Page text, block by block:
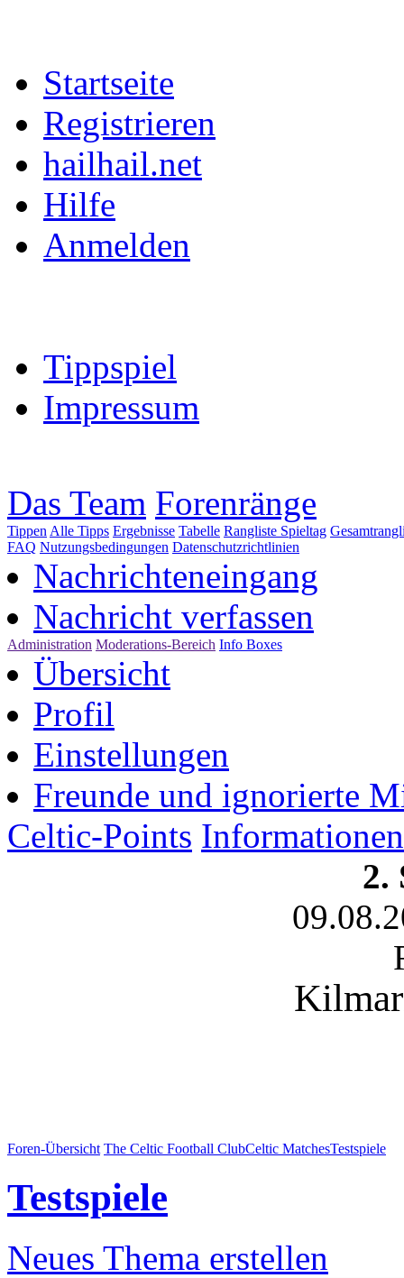
Startseite
Registrieren
hailhail.net
Hilfe
Anmelden
Tippspiel
Impressum
Das Team Forenränge
Tippen Alle Tipps Ergebnisse Tabelle Rangliste Spieltag
FAQ Nutzungsbedingungen Datenschutzrichtlinien
Nachrichteneingang
Nachricht verfassen
Administration Moderations-Bereich Info Boxes
Übersicht
Profil
Einstellungen
Freunde und ignorierte
Celtic-Points Informationen
2.
Foren-Übersicht The Celtic Football ClubCeltic MatchesTestspiele
Testspiele
Neues Thema erstellen